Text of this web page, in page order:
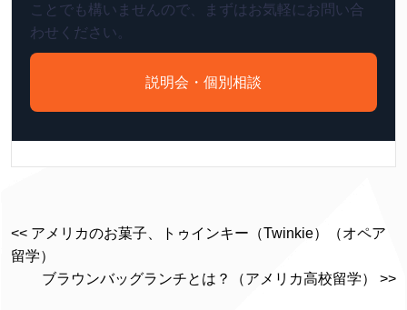
ことでも構いませんので、まずはお気軽にお問い合
わせください。
説明会・個別相談
<< アメリカのお菓子、トゥインキー（Twinkie）（オペア
留学）
ブラウンバッグランチとは？（アメリカ高校留学） >>